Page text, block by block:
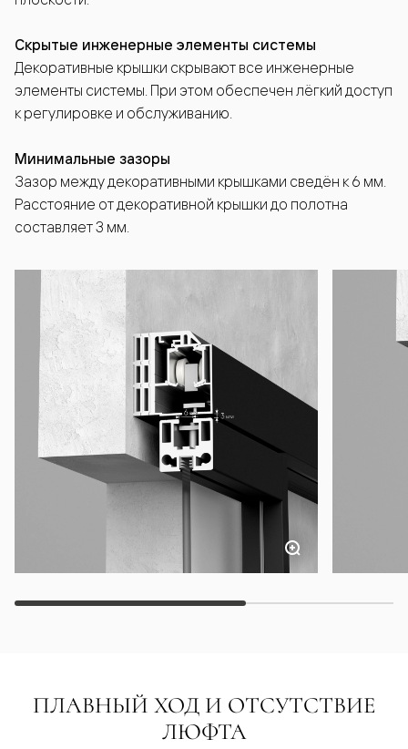
Скрытые инженерные элементы системы
Декоративные крышки скрывают все инженерные
элементы системы. При этом обеспечен лёгкий доступ
к регулировке и обслуживанию.
Минимальные зазоры
Зазор между декоративными крышками сведён к 6 мм.
Расстояние от декоративной крышки до полотна
составляет 3 мм.
ПЛАВНЫЙ ХОД И ОТСУТСТВИЕ
ЛЮФТА